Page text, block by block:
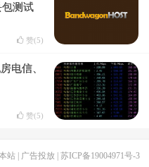
测试
赞(5)
电信、
赞(5)
站| 广告投放| 苏ICP备19004971号-3